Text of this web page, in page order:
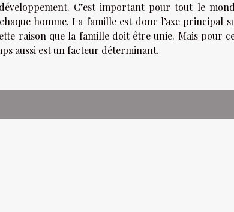
C’est important pour tout le
homme. La famille est donc l’axe principal
raison que la famille doit être unie. Mais pour
aussi est un facteur déterminant.